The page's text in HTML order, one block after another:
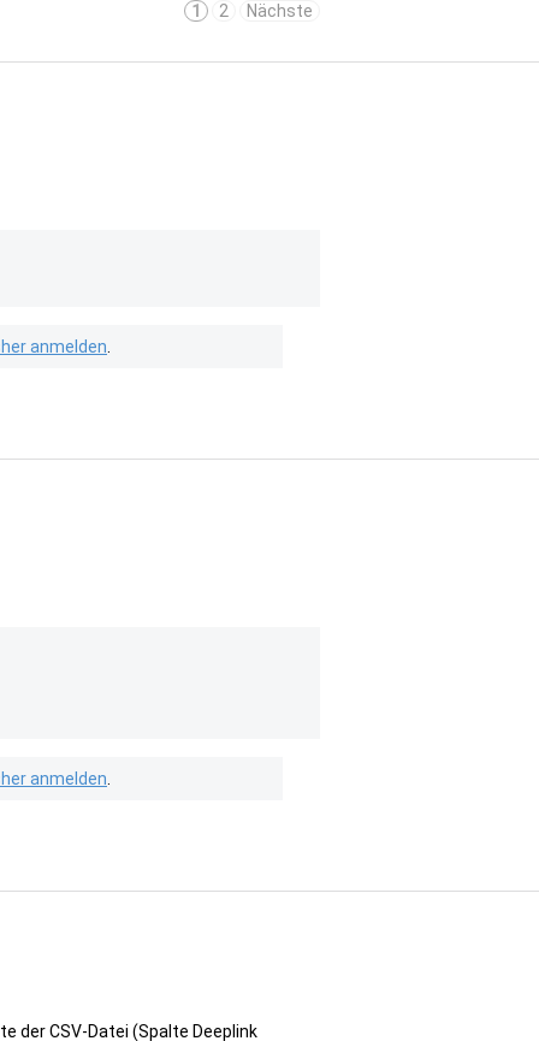
1 2 Nächste
anmelden
anmelden
der CSV-Datei (Spalte Deeplink